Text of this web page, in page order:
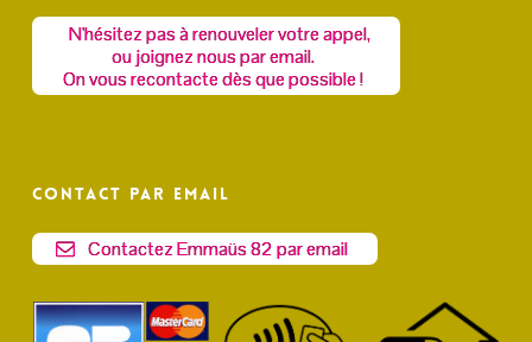
N'hésitez pas à renouveler votre appel,
ou joignez nous par email.
On vous recontacte dès que possible !
Contact par email
Contactez Emmaüs 82 par email